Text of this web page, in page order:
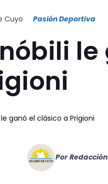
Cuyo Pasión Deportiva
le
ganó el clásico a Prigioni
Por